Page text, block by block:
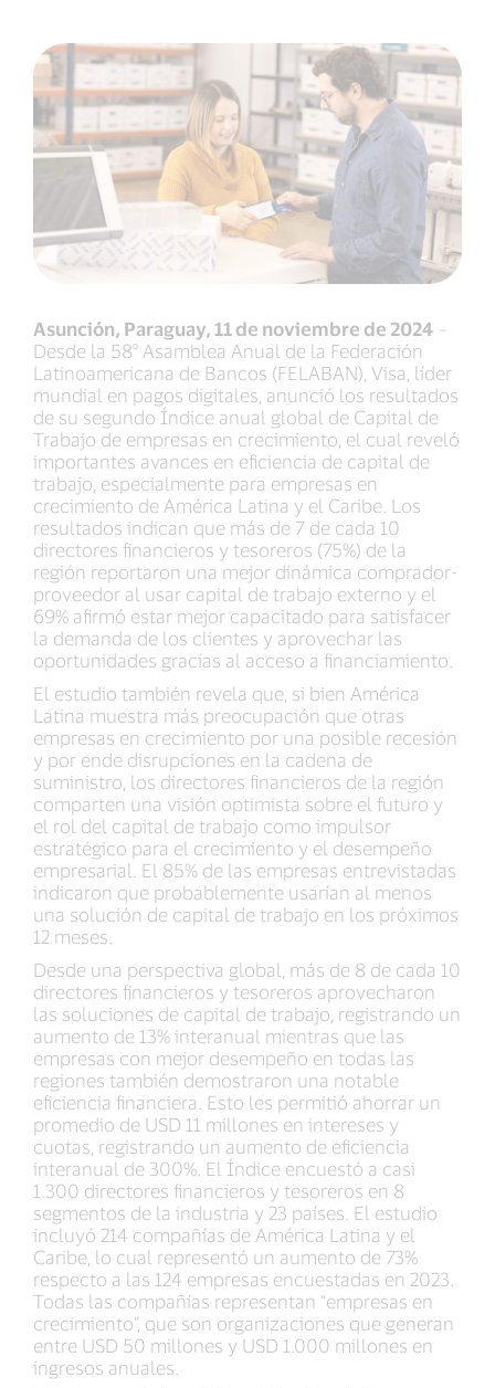
Asunción, Paraguay, 11 de noviembre de 2024 –
Desde la 58° Asamblea Anual de la Federación
Latinoamericana de Bancos (FELABAN), Visa, líder
mundial en pagos digitales, anunció los resultados
de su segundo Índice anual global de Capital de
Trabajo de empresas en crecimiento, el cual reveló
importantes avances en eficiencia de capital de
trabajo, especialmente para empresas en
crecimiento de América Latina y el Caribe. Los
resultados indican que más de 7 de cada 10
directores financieros y tesoreros (75%) de la
región reportaron una mejor dinámica comprador-
proveedor al usar capital de trabajo externo y el
69% afirmó estar mejor capacitado para satisfacer
la demanda de los clientes y aprovechar las
oportunidades gracias al acceso a financiamiento.
El estudio también revela que, si bien América
Latina muestra más preocupación que otras
empresas en crecimiento por una posible recesión
y por ende disrupciones en la cadena de
suministro, los directores financieros de la región
comparten una visión optimista sobre el futuro y
el rol del capital de trabajo como impulsor
estratégico para el crecimiento y el desempeño
empresarial. El 85% de las empresas entrevistadas
indicaron que probablemente usarían al menos
una solución de capital de trabajo en los próximos
12 meses.
Desde una perspectiva global, más de 8 de cada 10
directores financieros y tesoreros aprovecharon
las soluciones de capital de trabajo, registrando un
aumento de 13% interanual mientras que las
empresas con mejor desempeño en todas las
regiones también demostraron una notable
eficiencia financiera. Esto les permitió ahorrar un
promedio de USD 11 millones en intereses y
cuotas, registrando un aumento de eficiencia
interanual de 300%. El Índice encuestó a casi
1.300 directores financieros y tesoreros en 8
segmentos de la industria y 23 países. El estudio
incluyó 214 compañías de América Latina y el
Caribe, lo cual representó un aumento de 73%
respecto a las 124 empresas encuestadas en 2023.
Todas las compañías representan “empresas en
crecimiento”, que son organizaciones que generan
entre USD 50 millones y USD 1.000 millones en
ingresos anuales.